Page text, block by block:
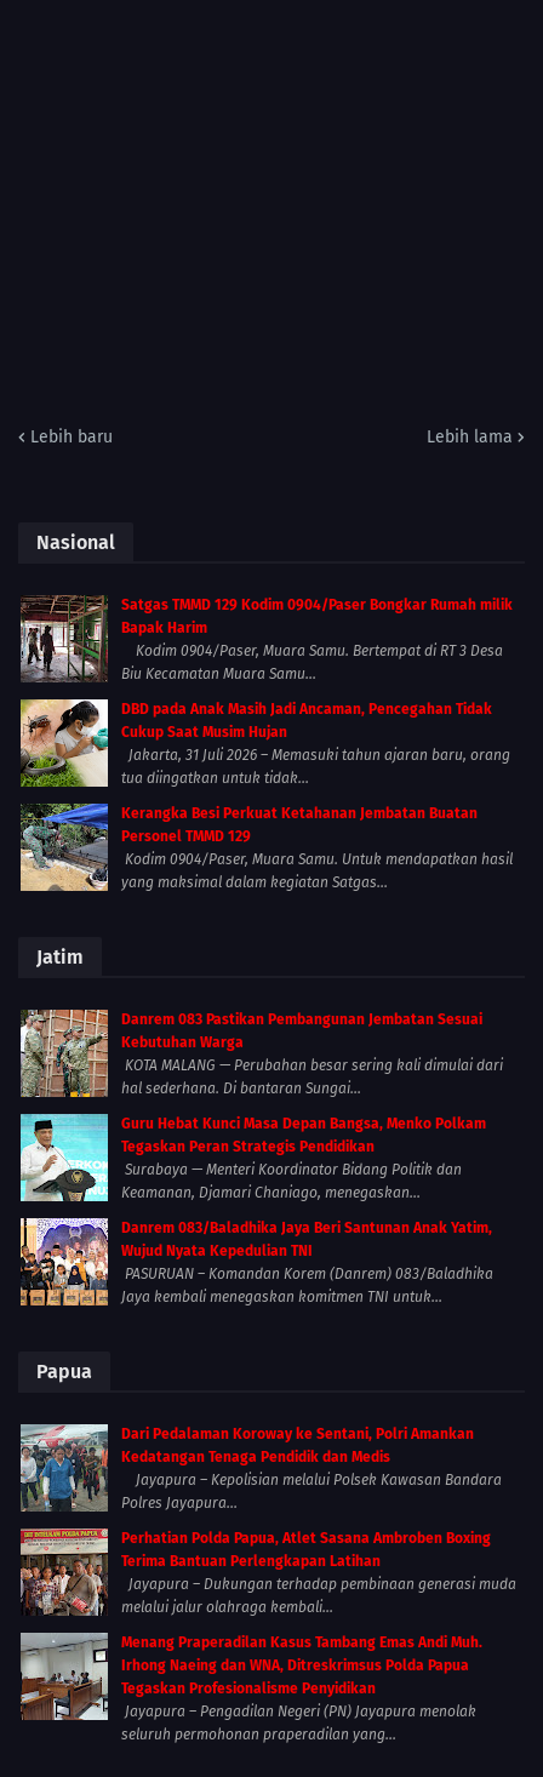
Lebih baru Lebih lama
Nasional
Satgas TMMD 129 Kodim 0904/Paser Bongkar Rumah milik
Bapak Harim
Kodim 0904/Paser, Muara Samu. Bertempat di RT 3 Desa
Biu Kecamatan Muara Samu...
DBD pada Anak Masih Jadi Ancaman, Pencegahan Tidak
Cukup Saat Musim Hujan
Jakarta, 31 Juli 2026 – Memasuki tahun ajaran baru, orang
tua diingatkan untuk tidak...
Kerangka Besi Perkuat Ketahanan Jembatan Buatan
Personel TMMD 129
Kodim 0904/Paser, Muara Samu. Untuk mendapatkan hasil
yang maksimal dalam kegiatan Satgas...
Jatim
Danrem 083 Pastikan Pembangunan Jembatan Sesuai
Kebutuhan Warga
KOTA MALANG — Perubahan besar sering kali dimulai dari
hal sederhana. Di bantaran Sungai...
Guru Hebat Kunci Masa Depan Bangsa, Menko Polkam
Tegaskan Peran Strategis Pendidikan
Surabaya — Menteri Koordinator Bidang Politik dan
Keamanan, Djamari Chaniago, menegaskan...
Danrem 083/Baladhika Jaya Beri Santunan Anak Yatim,
Wujud Nyata Kepedulian TNI
PASURUAN – Komandan Korem (Danrem) 083/Baladhika
Jaya kembali menegaskan komitmen TNI untuk...
Papua
Dari Pedalaman Koroway ke Sentani, Polri Amankan
Kedatangan Tenaga Pendidik dan Medis
Jayapura – Kepolisian melalui Polsek Kawasan Bandara
Polres Jayapura...
Perhatian Polda Papua, Atlet Sasana Ambroben Boxing
Terima Bantuan Perlengkapan Latihan
Jayapura – Dukungan terhadap pembinaan generasi muda
melalui jalur olahraga kembali...
Menang Praperadilan Kasus Tambang Emas Andi Muh.
Irhong Naeing dan WNA, Ditreskrimsus Polda Papua
Tegaskan Profesionalisme Penyidikan
Jayapura – Pengadilan Negeri (PN) Jayapura menolak
seluruh permohonan praperadilan yang...